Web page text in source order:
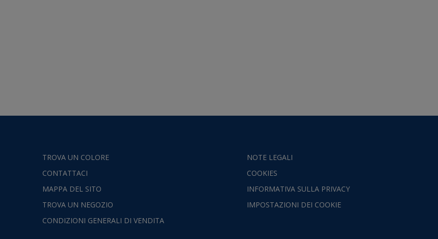
TROVA UN COLORE
CONTATTACI
MAPPA DEL SITO
TROVA UN NEGOZIO
CONDIZIONI GENERALI DI VENDITA
NOTE LEGALI
COOKIES
INFORMATIVA SULLA PRIVACY
IMPOSTAZIONI DEI COOKIE